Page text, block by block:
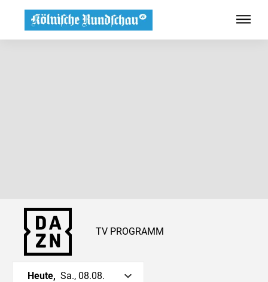
TV PROGRAMM
Heute, Sa., 08.08.